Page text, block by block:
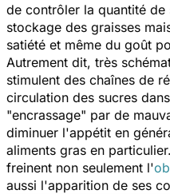
de contrôler la quantité
stockage des graisses
satiété et même du goût
Autrement dit, très
stimulent des chaînes de
circulation des sucres
"encrassage" par de
diminuer l'appétit en
aliments gras en
freinent non seulement l'
aussi l'apparition de ses